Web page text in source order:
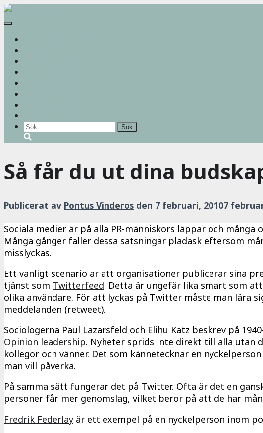
Slå
navigering
Sök
efter:
Så får du ut dina
Publicerat av Pontus Vinderos den 7 februari, 20107
Sociala medier är på alla PR-människors läppar och
Många gånger faller dessa satsningar pladask eftersom
misslyckas.
Ett vanligt scenario är att organisationer publicerar sina
tjänst som Twitterfeed. Detta är ungefär lika smart som
olika användare. För att lyckas på Twitter måste man lära
meddelanden (retweet).
Sociologerna Paul Lazarsfeld och Elihu Katz beskrev på
Opinion leadership. Nyheter sprids inte direkt till alla utan
kollegor och vänner. Det som kännetecknar en
man vill påverka.
På samma sätt fungerar det på Twitter. Ofta är det en
personer får mer genomslag, vilket beror på att de har
Fredrik Federlay är ett exempel på en nyckelperson inom